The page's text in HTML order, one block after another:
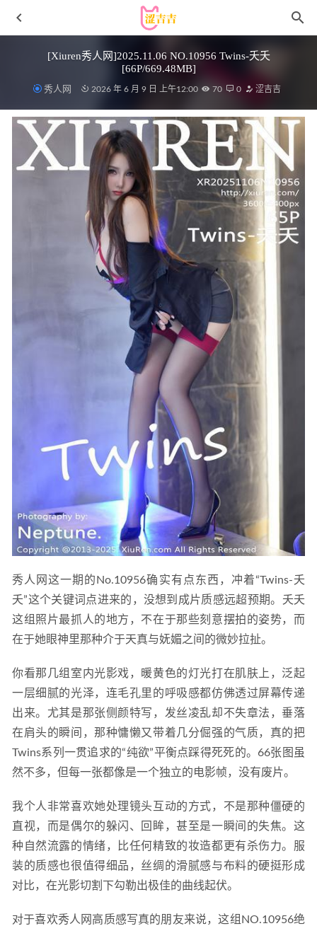
[Xiuren秀人网]2025.11.06 NO.10956 Twins-夭夭
[66P/669.48MB]
秀人网 2026 年 6 月 9 日 上午12:00 70 0 涩吉吉
秀人网这一期的No.10956确实有点东西，冲着“Twins-夭
夭”这个关键词点进来的，没想到成片质感远超预期。夭夭
这组照片最抓人的地方，不在于那些刻意摆拍的姿势，而
在于她眼神里那种介于天真与妩媚之间的微妙拉扯。
你看那几组室内光影戏，暖黄色的灯光打在肌肤上，泛起
一层细腻的光泽，连毛孔里的呼吸感都仿佛透过屏幕传递
出来。尤其是那张侧颜特写，发丝凌乱却不失章法，垂落
在肩头的瞬间，那种慵懒又带着几分倔强的气质，真的把
Twins系列一贯追求的“纯欲”平衡点踩得死死的。66张图虽
然不多，但每一张都像是一个独立的电影帧，没有废片。
我个人非常喜欢她处理镜头互动的方式，不是那种僵硬的
直视，而是偶尔的躲闪、回眸，甚至是一瞬间的失焦。这
种自然流露的情绪，比任何精致的妆造都更有杀伤力。服
装的质感也很值得细品，丝绸的滑腻感与布料的硬挺形成
对比，在光影切割下勾勒出极佳的曲线起伏。
对于喜欢秀人网高质感写真的朋友来说，这组NO.10956绝
KANEKO_咔喵 – 碧蓝航线 可畏兔女郎[48P2V-2.07G]
2025-
日奈娇 – NO.111 花魁狐妖[144P2V-3.15G]
2024-04-20
[微密圈]120斤的小王同学 – 充气娃娃[16P2V-126MB]
蠢沫沫 – NO.136 可畏 绅士版[50P/622MB] 2022-05-06
[Xiuren秀人网]2023.10.27 NO.7578 模特合辑[80+1P/728MB]